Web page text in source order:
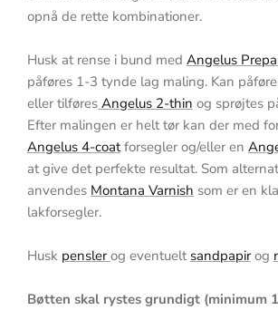
opnå de rette kombinationer.
Husk at rense i bund med Angelus
påføres 1-3 tynde lag maling. Kan
eller tilføres Angelus 2-thin og sprøjtes
Efter malingen er helt tør kan der med
Angelus 4-coatforsegler og/eller en
at give det perfekte resultat. Som
anvendes Montana Varnish som er en
lakforsegler.
Husk penslerog eventuelt sandpapirog
Bøtten skal rystes grundigt (minimum